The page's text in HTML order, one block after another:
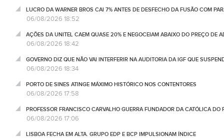
LUCRO DA WARNER BROS CAI 7% ANTES DE DESFECHO DA FUSÃO COM
06/08/2026 18:52
AÇÕES DA UNITEL CAEM QUASE 20% E NEGOCEIAM ABAIXO DO PREÇO DE
06/08/2026 18:42
GOVERNO DIZ QUE NÃO VAI INTERFERIR NA AUDITORIA DA IGF QUE
06/08/2026 18:34
PORTO DE SINES ATINGE MÁXIMO HISTÓRICO NOS CONTENTORES
06/08/2026 17:58
PROFESSOR FRANCISCO CARVALHO GUERRA FUNDADOR DA CATÓLICA DO
06/08/2026 17:06
LISBOA FECHA EM ALTA. GRUPO EDP E BCP IMPULSIONAM ÍNDICE